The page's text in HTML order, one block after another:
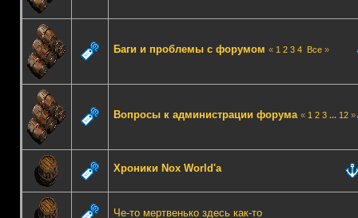
Баги и проблемы с форумом « 1 2 3 4 Все»
Вопросы к администрации форума « 1 2 3 ... 12»
Хроники Nox World'a
Че-то мертвенько здесь как-то